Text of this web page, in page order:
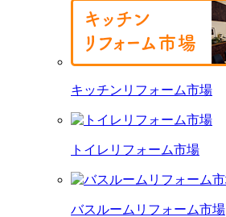
キッチンリフォーム市場
トイレリフォーム市場
バスルームリフォーム市場